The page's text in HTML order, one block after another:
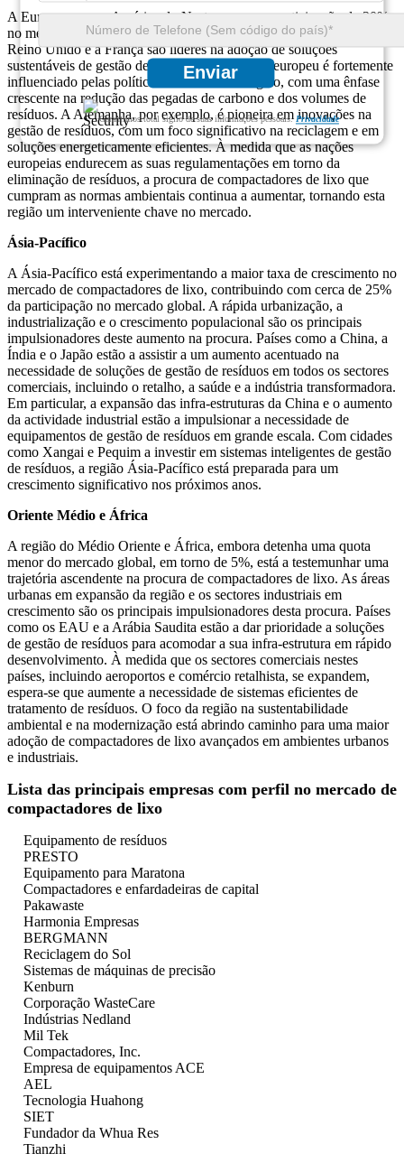
Enviar
Garantimos total sigilo de suas informações pessoais. Privacidade
A Europa segue a América do Norte com uma participação de 30%
no mercado de compactadores de lixo. Países como a Alemanha, o
Reino Unido e a França são líderes na adoção de soluções
sustentáveis ​​de gestão de resíduos. O mercado europeu é fortemente
influenciado pelas políticas ambientais da região, com uma ênfase
crescente na redução das pegadas de carbono e dos volumes de
resíduos. A Alemanha, por exemplo, é pioneira em inovações na
gestão de resíduos, com um foco significativo na reciclagem e em
soluções energeticamente eficientes. À medida que as nações
europeias endurecem as suas regulamentações em torno da
eliminação de resíduos, a procura de compactadores de lixo que
cumpram as normas ambientais continua a aumentar, tornando esta
região um interveniente chave no mercado.
Ásia-Pacífico
A Ásia-Pacífico está experimentando a maior taxa de crescimento no
mercado de compactadores de lixo, contribuindo com cerca de 25%
da participação no mercado global. A rápida urbanização, a
industrialização e o crescimento populacional são os principais
impulsionadores deste aumento na procura. Países como a China, a
Índia e o Japão estão a assistir a um aumento acentuado na
necessidade de soluções de gestão de resíduos em todos os sectores
comerciais, incluindo o retalho, a saúde e a indústria transformadora.
Em particular, a expansão das infra-estruturas da China e o aumento
da actividade industrial estão a impulsionar a necessidade de
equipamentos de gestão de resíduos em grande escala. Com cidades
como Xangai e Pequim a investir em sistemas inteligentes de gestão
de resíduos, a região Ásia-Pacífico está preparada para um
crescimento significativo nos próximos anos.
Oriente Médio e África
A região do Médio Oriente e África, embora detenha uma quota
menor do mercado global, em torno de 5%, está a testemunhar uma
trajetória ascendente na procura de compactadores de lixo. As áreas
urbanas em expansão da região e os sectores industriais em
crescimento são os principais impulsionadores desta procura. Países
como os EAU e a Arábia Saudita estão a dar prioridade a soluções
de gestão de resíduos para acomodar a sua infra-estrutura em rápido
desenvolvimento. À medida que os sectores comerciais nestes
países, incluindo aeroportos e comércio retalhista, se expandem,
espera-se que aumente a necessidade de sistemas eficientes de
tratamento de resíduos. O foco da região na sustentabilidade
ambiental e na modernização está abrindo caminho para uma maior
adoção de compactadores de lixo avançados em ambientes urbanos
e industriais.
Lista das principais empresas com perfil no mercado de
compactadores de lixo
Equipamento de resíduos
PRESTO
Equipamento para Maratona
Compactadores e enfardadeiras de capital
Pakawaste
Harmonia Empresas
BERGMANN
Reciclagem do Sol
Sistemas de máquinas de precisão
Kenburn
Corporação WasteCare
Indústrias Nedland
Mil Tek
Compactadores, Inc.
Empresa de equipamentos ACE
AEL
Tecnologia Huahong
SIET
Fundador da Whua Res
Tianzhi